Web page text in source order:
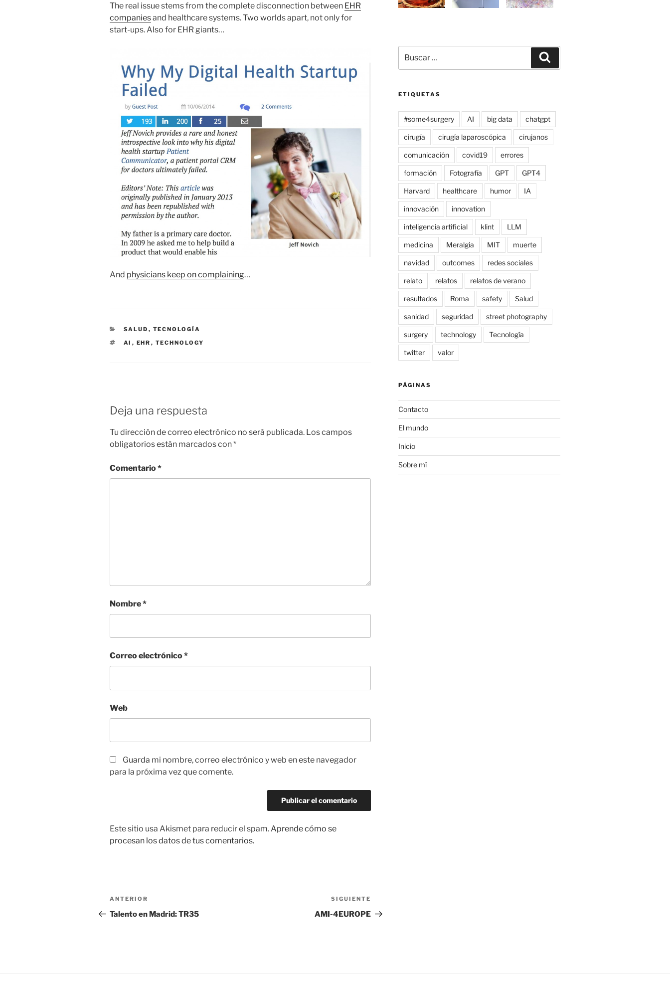
The real issue stems from the complete disconnection between EHR
companiesand healthcare systems. Two worlds apart, not only for
start-ups. Also for EHR giants…
And physicians keep on complaining…
CATEGORÍAS
SALUD , TECNOLOGÍA
ETIQUETAS
AI , EHR , TECHNOLOGY
Deja una respuesta
Tu dirección de correo electrónico no será publicada. Los campos
obligatorios están marcados con*
Comentario*
Nombre*
Correo electrónico*
Web
Guarda mi nombre, correo electrónico y web en este navegador
para la próxima vez que comente.
Este sitio usa Akismet para reducir el spam.Aprende cómo se
procesan los datos de tus comentarios.
Navegación
de
Entrada
anterior:
ANTERIOR
Talento en Madrid: TR35
entrada
SIGUIENTE
AMI-4EUROPE
por:
ETIQUETAS
#some4surgery AI big data chatgpt
cirugía cirugía laparoscópica cirujanos
comunicación covid19 errores
formación Fotografía GPT GPT4
Harvard healthcare humor IA
innovación innovation
inteligencia artificial klint LLM
medicina Meralgia MIT muerte
navidad outcomes redes sociales
relato relatos relatos de verano
resultados Roma safety Salud
sanidad seguridad street photography
surgery technology Tecnología
twitter valor
PÁGINAS
Contacto
El mundo
Inicio
Sobre mí